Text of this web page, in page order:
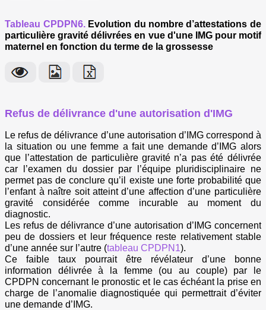
Tableau CPDPN6.Evolution du nombre d’attestations de
particulière gravité délivrées en vue d'une IMG pour motif
maternel en fonction du terme de la grossesse
Refus de délivrance d'une autorisation d'IMG
Le refus de délivrance d’une autorisation d’IMG correspond à
la situation ou une femme a fait une demande d’IMG alors
que l’attestation de particulière gravité n’a pas été délivrée
car l’examen du dossier par l’équipe pluridisciplinaire ne
permet pas de conclure qu’il existe une forte probabilité que
l’enfant à naître soit atteint d’une affection d’une particulière
gravité considérée comme incurable au moment du
diagnostic.
Les refus de délivrance d’une autorisation d’IMG concernent
peu de dossiers et leur fréquence reste relativement stable
d’une année sur l’autre (tableau CPDPN1).
Ce faible taux pourrait être révélateur d’une bonne
information délivrée à la femme (ou au couple) par le
CPDPN concernant le pronostic et le cas échéant la prise en
charge de l’anomalie diagnostiquée qui permettrait d’éviter
une demande d’IMG.